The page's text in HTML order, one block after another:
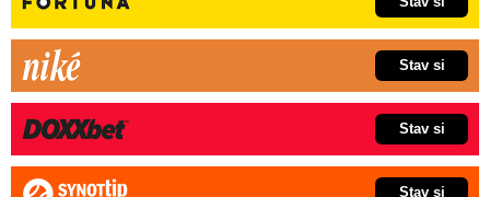
Stav si
Stav si
Stav si